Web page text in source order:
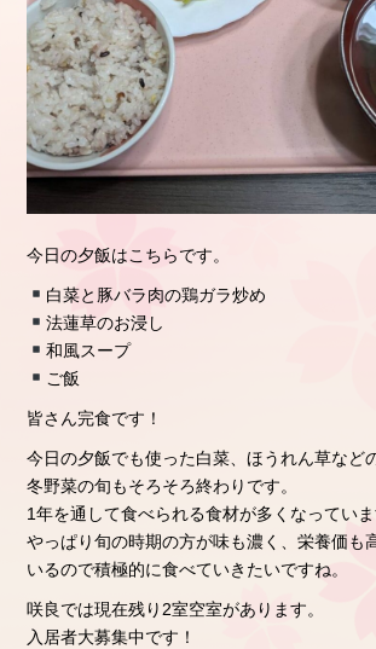
今日の夕飯はこちらです。
白菜と豚バラ肉の鶏ガラ炒め
法蓮草のお浸し
和風スープ
ご飯
皆さん完食です！
今日の夕飯でも使った白菜、ほうれん草など
冬野菜の旬もそろそろ終わりです。
1年を通して食べられる食材が多くなっていま
やっぱり旬の時期の方が味も濃く、栄養価も
いるので積極的に食べていきたいですね。
咲良では現在残り2室空室があります。
入居者大募集中です！